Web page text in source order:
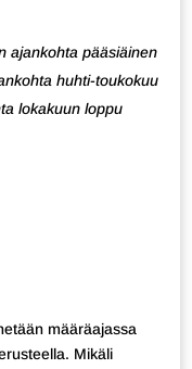
ajankohta pääsiäinen
huhti-toukokuu
lokakuun loppu
määräajassa
Mikäli